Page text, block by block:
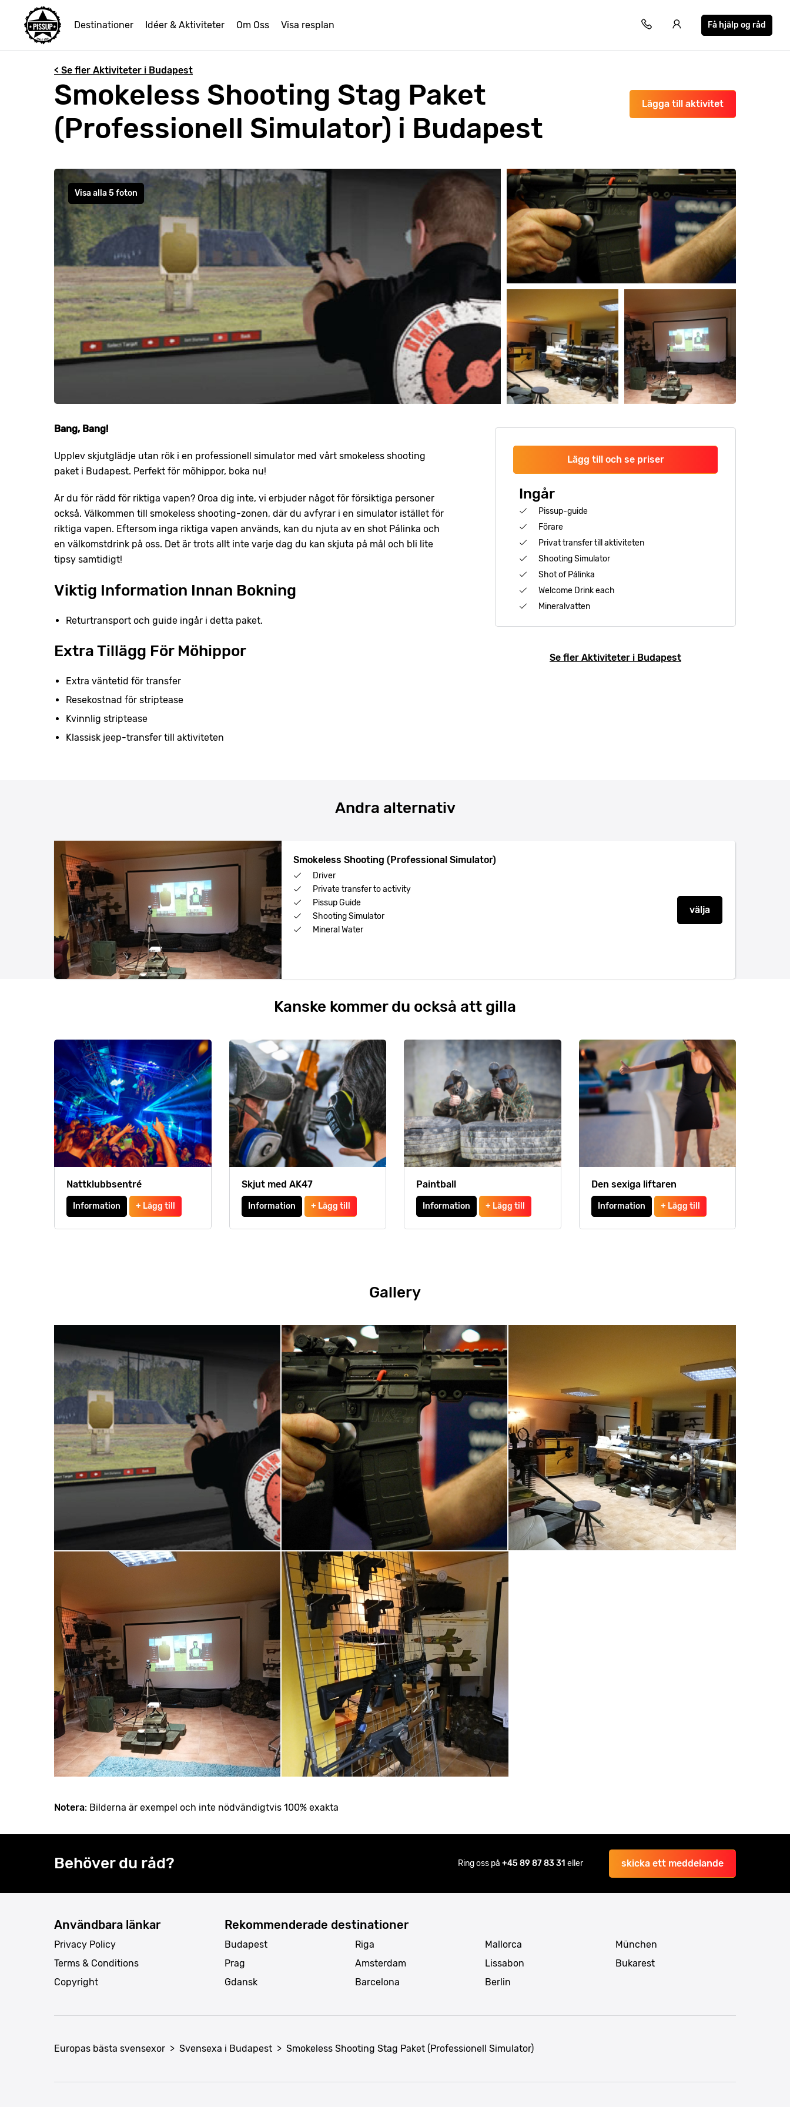
Destinationer Idéer & Aktiviteter Om Oss Visa resplan Få hjälp og råd
< Se fler Aktiviteter i Budapest
Lägga till aktivitet
Smokeless Shooting Stag Paket
(Professionell Simulator) i Budapest
Visa alla 5 foton
Lägg till och se priser
Ingår
Pissup-guide
Förare
Privat transfer till aktiviteten
Shooting Simulator
Shot of Pálinka
Welcome Drink each
Mineralvatten
Se fler Aktiviteter i Budapest
Bang, Bang!
Upplev skjutglädje utan rök i en professionell simulator med vårt smokeless shooting
paket i Budapest. Perfekt för möhippor, boka nu!
Är du för rädd för riktiga vapen? Oroa dig inte, vi erbjuder något för försiktiga personer
också. Välkommen till smokeless shooting-zonen, där du avfyrar i en simulator istället för
riktiga vapen. Eftersom inga riktiga vapen används, kan du njuta av en shot Pálinka och
en välkomstdrink på oss. Det är trots allt inte varje dag du kan skjuta på mål och bli lite
tipsy samtidigt!
Viktig Information Innan Bokning
Returtransport och guide ingår i detta paket.
Extra Tillägg För Möhippor
Extra väntetid för transfer
Resekostnad för striptease
Kvinnlig striptease
Klassisk jeep-transfer till aktiviteten
Andra alternativ
Smokeless Shooting (Professional Simulator)
Driver
Private transfer to activity
Pissup Guide
Shooting Simulator
Mineral Water
välja
Kanske kommer du också att gilla
Nattklubbsentré
Information + Lägg till
Skjut med AK47
Information + Lägg till
Paintball
Information + Lägg till
Den sexiga liftaren
Information + Lägg till
Gallery
Notera: Bilderna är exempel och inte nödvändigtvis 100% exakta
Behöver du råd? Ring oss på +45 89 87 83 31 eller skicka ett meddelande
Användbara länkar
Privacy Policy
Terms & Conditions
Copyright
Rekommenderade destinationer
Budapest
Prag
Gdansk
Riga
Amsterdam
Barcelona
Mallorca
Lissabon
Berlin
München
Bukarest
Europas bästa svensexor > Svensexa i Budapest > Smokeless Shooting Stag Paket (Professionell Simulator)